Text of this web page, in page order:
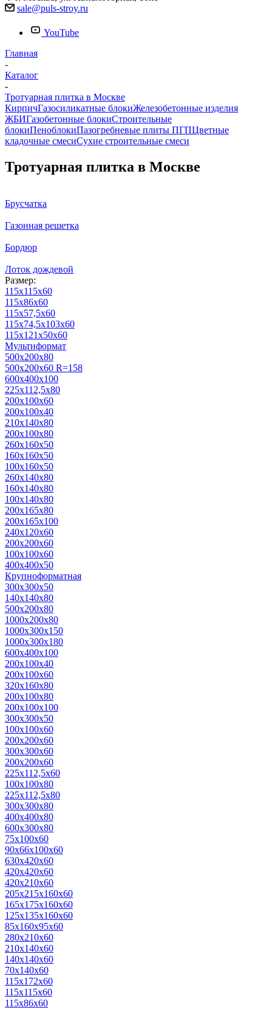
sale@puls-stroy.ru
YouTube
Главная
-
Каталог
-
Тротуарная плитка в Москве
КирпичГазосиликатные блокиЖелезобетонные изделия
ЖБИГазобетонные блокиСтроительные
блокиПеноблокиПазогребневые плиты ПГПЦветные
кладочные смесиСухие строительные смеси
Тротуарная плитка в Москве
Брусчатка
Газонная решетка
Бордюр
Лоток дождевой
Размер:
115х115х60
115х86х60
115х57,5х60
115х74,5х103х60
115х121х50х60
Мультиформат
500х200х80
500x200x60 R=158
600х400х100
225х112,5х80
200х100х60
200х100х40
210х140х80
200х100х80
260х160х50
160х160х50
100х160х50
260х140х80
160х140х80
100х140х80
200х165х80
200х165х100
240х120х60
200х200х60
100х100х60
400х400х50
Крупноформатная
300х300х50
140х140х80
500x200x80
1000x200x80
1000x300x150
1000x300x180
600x400x100
200x100x40
200x100x60
320x160x80
200x100x80
200x100x100
300x300x50
100x100x60
200x200x60
300x300x60
200x200x60
225x112,5x60
100x100x80
225x112,5x80
300x300x80
400x400x80
600x300x80
75х100х60
90х66х100х60
630x420x60
420х420х60
420х210х60
205х215x160x60
165х175х160х60
125х135х160х60
85х160х95х60
280x210x60
210х140х60
140х140х60
70х140х60
115x172x60
115x115x60
115x86x60